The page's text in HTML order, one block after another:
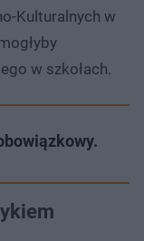
Kulturalnych w
w szkołach.